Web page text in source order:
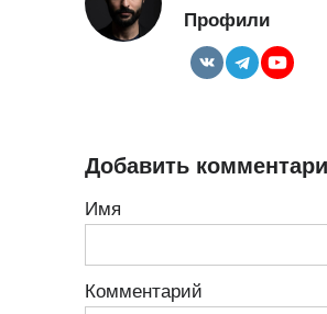
Профили
Добавить
Имя
Комментарий